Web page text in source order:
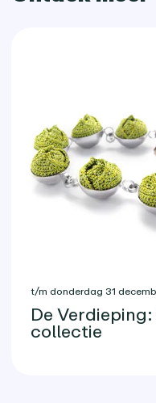
t/m donderdag 31
De
collectie